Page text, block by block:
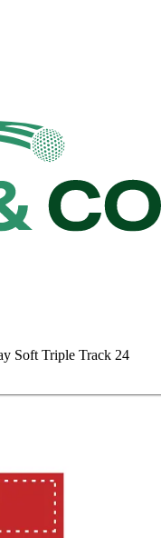
Soft Triple Track 24